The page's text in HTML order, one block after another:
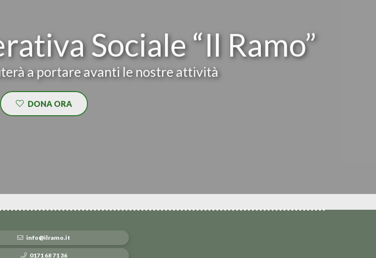
Sociale “Il Ramo”
a portare avanti le nostre attività
DONA ORA
info@ilramo.it
0171 68 71 36